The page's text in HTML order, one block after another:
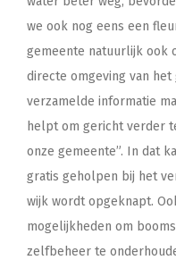
we ook nog eens een
gemeente natuurlijk ook
directe omgeving van
verzamelde informatie
helpt om gericht verder
onze gemeente”. In dat
gratis geholpen bij het
wijk wordt opgeknapt.
mogelijkheden om
zelfbeheer te